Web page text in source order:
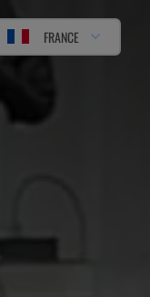
FRANCE